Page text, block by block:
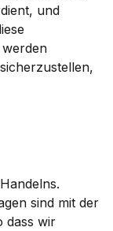
und
sind mit der
dass wir